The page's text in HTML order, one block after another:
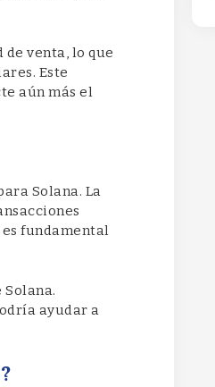
venta, lo que
Este
aún más el
Solana. La
es fundamental
ayudar a